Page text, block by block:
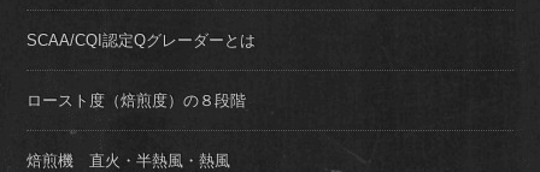
SCAA/CQI認定Qグレーダーとは
ロースト度（焙煎度）の８段階
焙煎機 直火・半熱風・熱風